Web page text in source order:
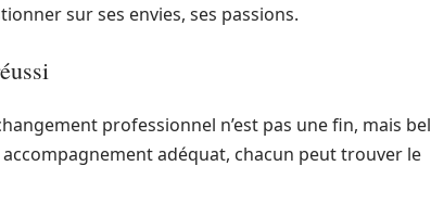
sur ses envies, ses passions.
professionnel n’est pas une fin, mais bel
adéquat, chacun peut trouver le